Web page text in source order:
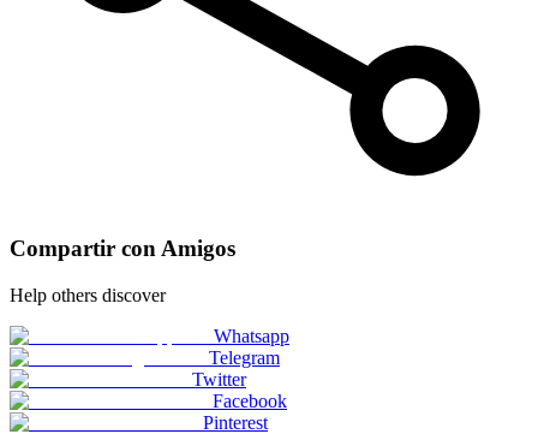
Compartir con Amigos
Help others discover
Whatsapp
Telegram
Twitter
Facebook
Pinterest